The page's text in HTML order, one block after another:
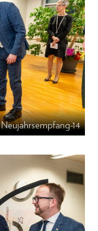
Neujahrsempfang-14